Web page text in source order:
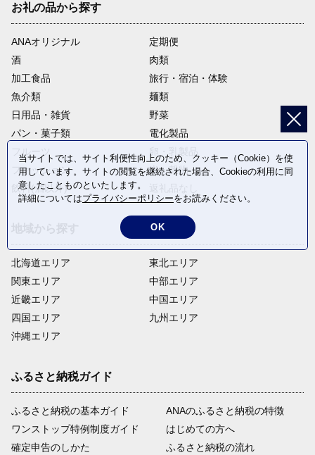
お礼の品から探す
ANAオリジナル
定期便
酒
肉類
加工食品
旅行・宿泊・体験
魚介類
麺類
日用品・雑貨
野菜
パン・菓子類
電化製品
フルーツ
卵・乳製品
ファッション
米・穀物
飲料(酒以外)
北海道エリア
関東エリア
近畿エリア
四国エリア
沖縄エリア
東北エリア
中部エリア
中国エリア
九州エリア
ふるさと納税ガイド
ふるさと納税の基本ガイド
ワンストップ特例制度ガイド
確定申告のしかた
ANAのふるさと納税の特徴
はじめての方へ
ふるさと納税の流れ
当サイトでは、サイト利便性向上のため、クッキー（Cookie）を使
用しています。サイトの閲覧を継続された場合、Cookieの利用に同
意したことものといたします。
詳細についてはプライバシーポリシーをお読みください。
OK